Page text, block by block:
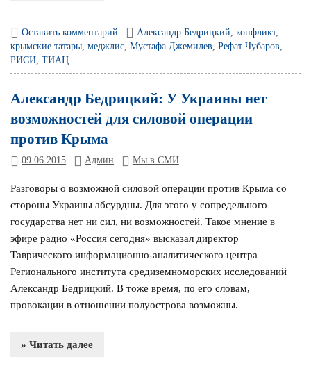
Оставить комментарий Александр Бедрицкий ,конфликт,
крымские татары,меджлис,Мустафа Джемилев,Рефат Чубаров,
РИСИ,ТИАЦ
Александр Бедрицкий: У Украины нет
возможностей для силовой операции
против Крыма
09.06.2015 Админ Мы в СМИ
Разговоры о возможной силовой операции против Крыма со
стороны Украины абсурдны. Для этого у сопредельного
государства нет ни сил, ни возможностей. Такое мнение в
эфире радио «Россия сегодня» высказал директор
Таврического информационно-аналитического центра –
Регионального института средиземноморских исследований
Александр Бедрицкий. В тоже время, по его словам,
провокации в отношении полуострова возможны.
» Читать далее